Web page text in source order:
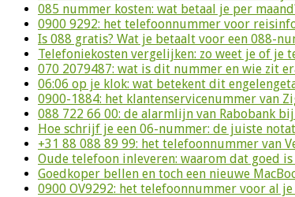
085 nummer kosten: wat betaal je per
0900 9292: het telefoonnummer voor
Is 088 gratis? Wat je betaalt voor een 088-
Telefoniekosten vergelijken: zo weet je of je
070 2079487: wat is dit nummer en wie zit
06:06 op je klok: wat betekent dit
0900-1884: het klantenservicenummer van
088 722 66 00: de alarmlijn van Rabobank
Hoe schrijf je een 06-nummer: de juiste
+31 88 088 89 99: het telefoonnummer van
Oude telefoon inleveren: waarom dat goed
Goedkoper bellen en toch een nieuwe
0900 OV9292: het telefoonnummer voor al